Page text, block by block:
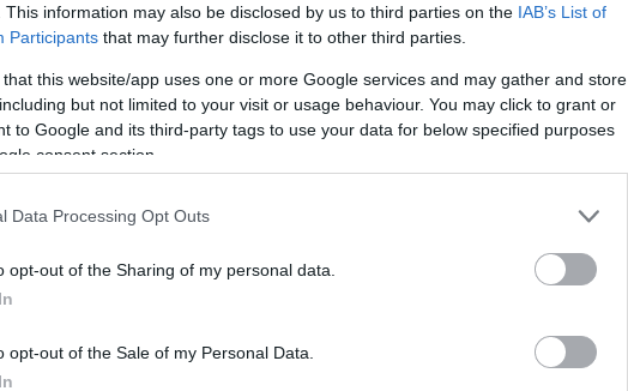
This information may also be disclosed by us to third parties on the IAB’s List of
Participants that may further disclose it to other third parties.
that this website/app uses one or more Google services and may gather and store
but not limited to your visit or usage behaviour. You may click to grant or
to Google and its third-party tags to use your data for below specified purposes
consent section.
Data Processing Opt Outs
opt-out of the Sharing of my personal data.
opt-out of the Sale of my Personal Data.